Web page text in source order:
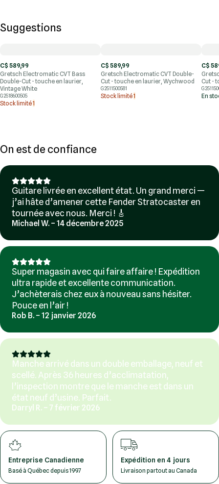
Suggestions
C$ 589,99
Gretsch Electromatic CVT Bass
Double-Cut - touche en laurier,
Vintage White
G2518600505
Stock limité1
C$ 589,99
Gretsch Electromatic CVT Double-
Cut - touche en laurier, Wychwood
G2511500581
Stock limité1
C$
Cut -
En
On est de confiance
Guitare livrée en excellent état. Un grand merci —
j’ai hâte d’amener cette Fender Stratocaster en
tournée avec nous. Merci ! 🎸
Michael W. – 14 décembre 2025
Super magasin avec qui faire affaire ! Expédition
ultra rapide et excellente communication.
J’achèterais chez eux à nouveau sans hésiter.
Pouce en l’air !
Rob B. – 12 janvier 2026
Manche arrivé dans un double emballage, neuf et
scellé. Après 36 heures d’acclimatation,
l’inspection montre que le manche est dans un
état neuf d’usine. Parfait.
Darryl R. – 7 février 2026
Entreprise Canadienne
Basé à Québec depuis 1997
Expédition en 4 jours
Livraison partout au Canada